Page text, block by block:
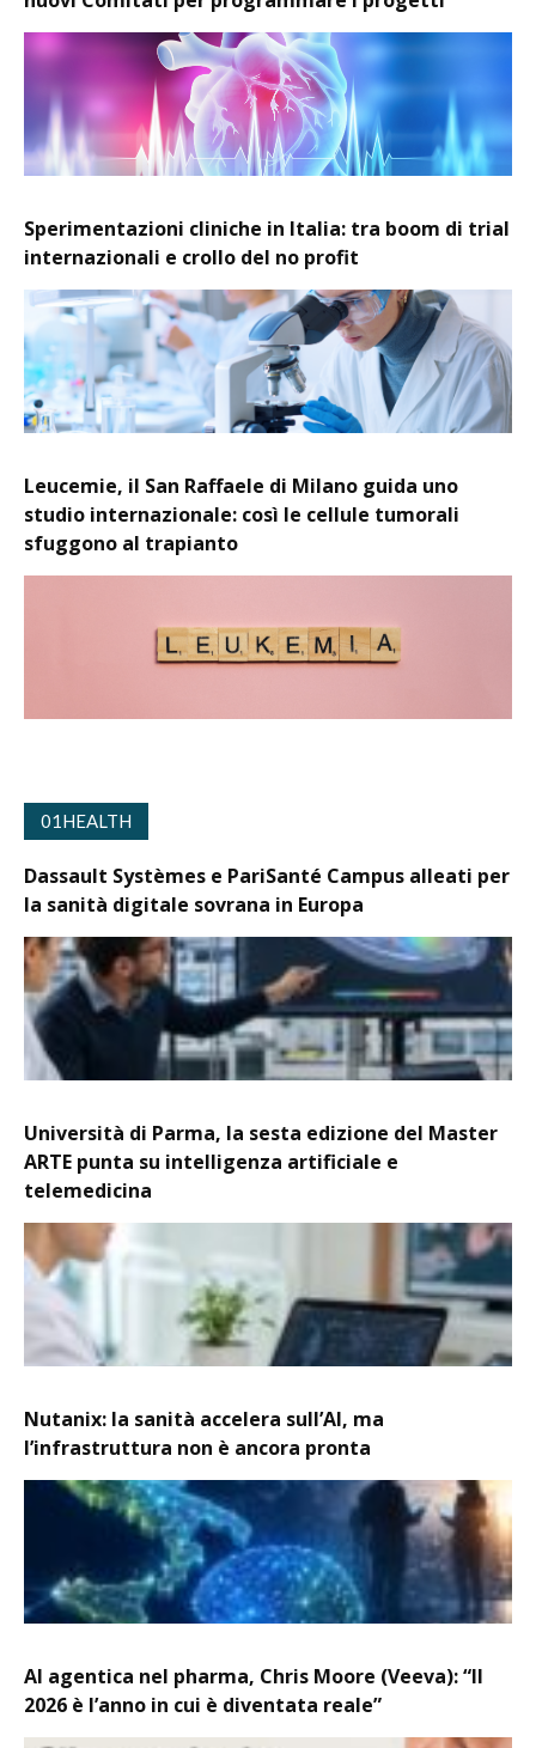
Sperimentazioni cliniche in Italia: tra boom di trial
internazionali e crollo del no profit
Leucemie, il San Raffaele di Milano guida uno
studio internazionale: così le cellule tumorali
sfuggono al trapianto
01HEALTH
Dassault Systèmes e PariSanté Campus alleati per
la sanità digitale sovrana in Europa
Università di Parma, la sesta edizione del Master
ARTE punta su intelligenza artificiale e
telemedicina
Nutanix: la sanità accelera sull’AI, ma
l’infrastruttura non è ancora pronta
AI agentica nel pharma, Chris Moore (Veeva): “Il
2026 è l’anno in cui è diventata reale”